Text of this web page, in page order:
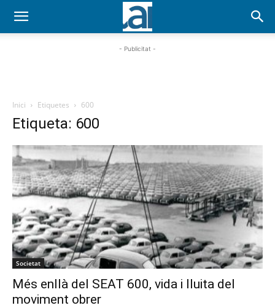
- Publicitat -
Inici Etiquetes 600
Etiqueta: 600
Societat
Més enllà del SEAT 600, vida i lluita del
moviment obrer